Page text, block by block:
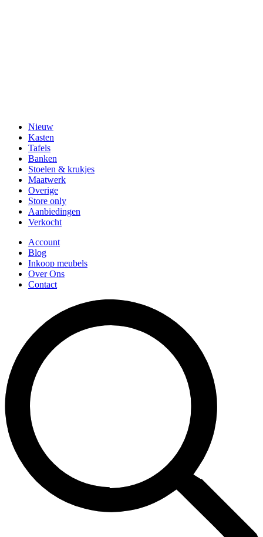
Nieuw
Kasten
Tafels
Banken
Stoelen & krukjes
Maatwerk
Overige
Store only
Aanbiedingen
Verkocht
Account
Blog
Inkoop meubels
Over Ons
Contact